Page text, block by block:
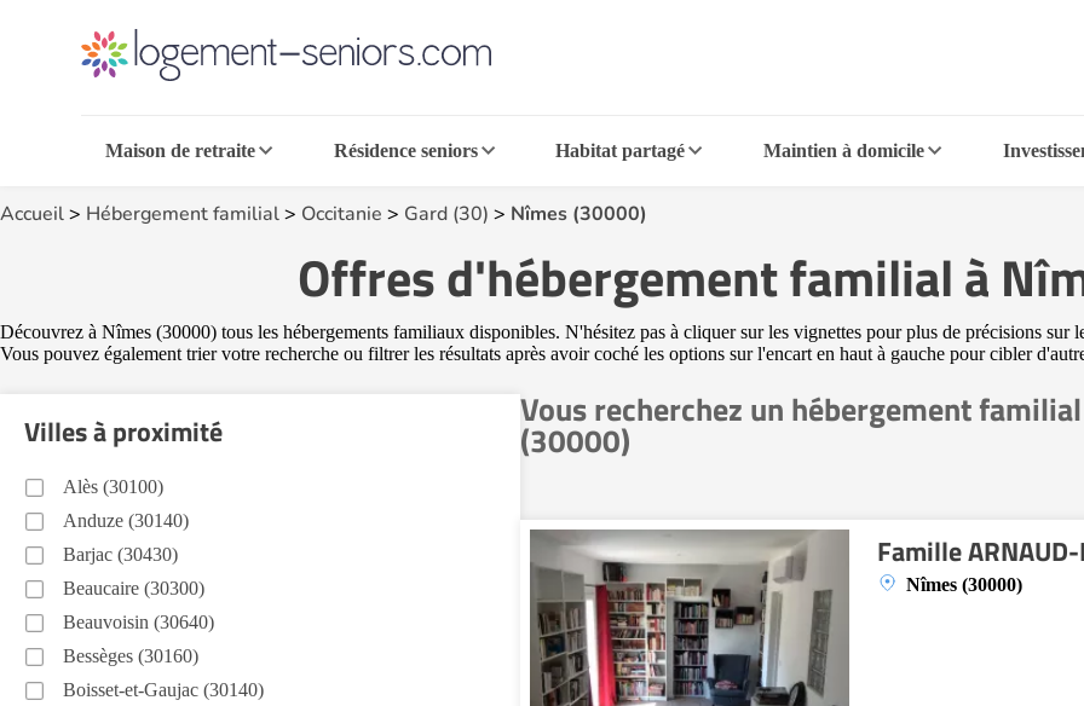
Maison de retraite Résidence seniors Habitat partagé Maintien à domicile
Accueil> Hébergement familial> Occitanie > Gard (30) > Nîmes (30000)
Offres d'hébergement familial à
Découvrez à Nîmes (30000) tous les hébergements familiaux disponibles. N'hésitez pas à cliquer sur les vignettes pour plus de précisions sur
Vous pouvez également trier votre recherche ou filtrer les résultats après avoir coché les options sur l'encart en haut à gauche pour cibler
Vous recherchez un hébergement
(30000)
Famille ARNAUD-
Nîmes (30000)
Villes à proximité
Alès (30100)
Anduze (30140)
Barjac (30430)
Beaucaire (30300)
Beauvoisin (30640)
Bessèges (30160)
Boisset-et-Gaujac (30140)